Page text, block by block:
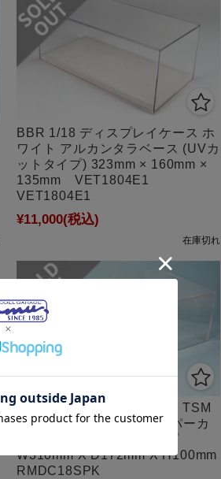
BBR 1/18 ディスプレイケース ホ
ワイト アルカンタラベース (UVカ
ットタイプ) 323mm × 160mm ×
135mm VET1804E1
VET1804E1
¥11,000(税込)
在庫切れ
ロムオリジナル スパーク & TSM
1/18対応 アクリル製 アッパーカ
バーケース スモールタイプ
W310mm X D172mm X H100mm
RMDC18SPK